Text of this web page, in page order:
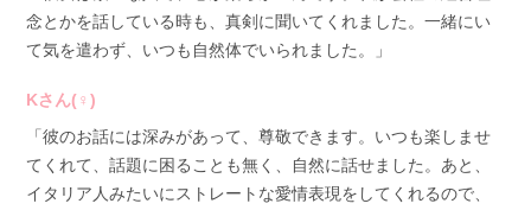
念とかを話している時も、真剣に聞いてくれました。一緒にい
て気を遣わず、いつも自然体でいられました。」
Kさん(♀)
「彼のお話には深みがあって、尊敬できます。いつも楽しませ
てくれて、話題に困ることも無く、自然に話せました。あと、
イタリア人みたいにストレートな愛情表現をしてくれるので、